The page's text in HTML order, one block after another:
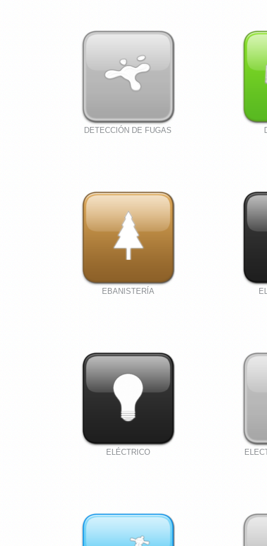
DETECCIÓN DE FUGAS
EBANISTERÍA
ELÉCTRICO